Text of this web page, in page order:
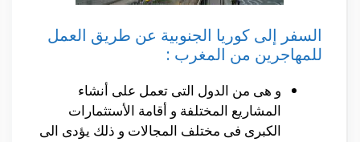
السفر إلى كوريا الجنوبية عن طريق العمل
للمهاجرين من المغرب :
و هى من الدول التى تعمل على أنشاء
المشاريع المختلفة و أقامة الأستثمارات
الكبرى فى مختلف المجالات و ذلك يؤدى الى